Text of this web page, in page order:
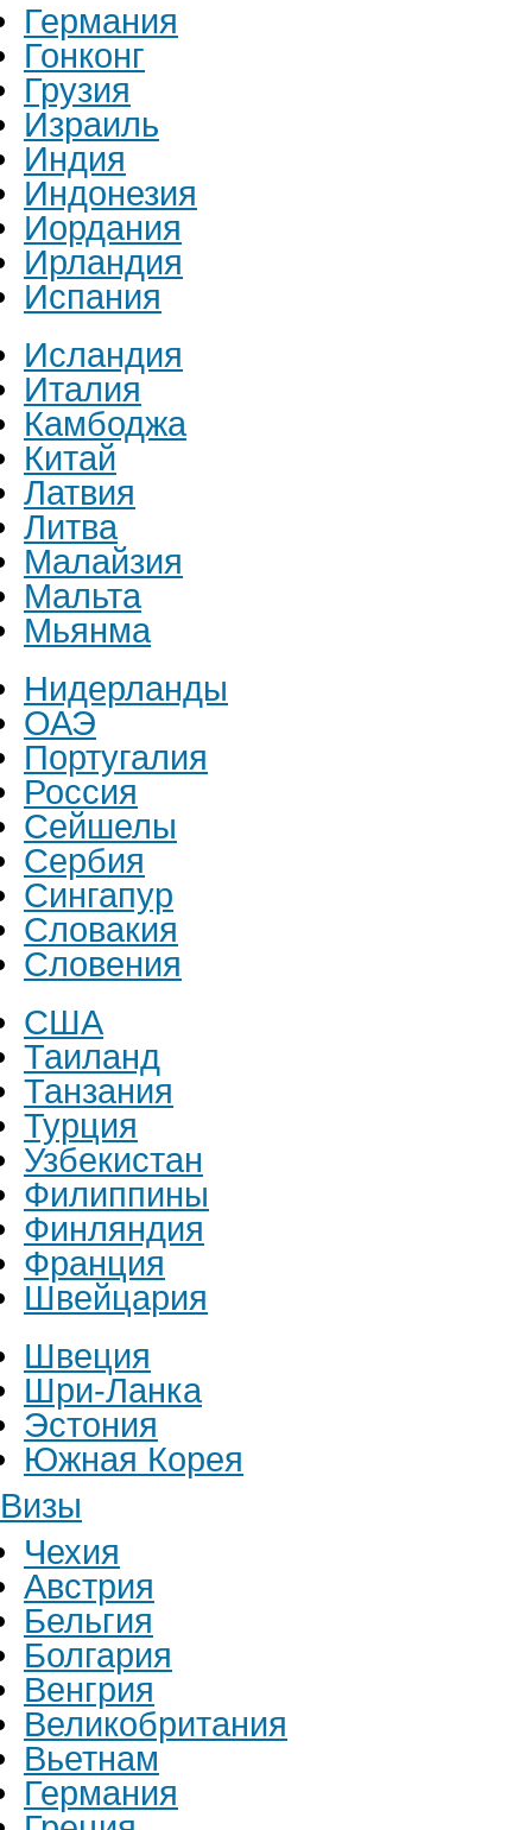
Германия
Гонконг
Грузия
Израиль
Индия
Индонезия
Иордания
Ирландия
Испания
Исландия
Италия
Камбоджа
Китай
Латвия
Литва
Малайзия
Мальта
Мьянма
Нидерланды
ОАЭ
Португалия
Россия
Сейшелы
Сербия
Сингапур
Словакия
Словения
США
Таиланд
Танзания
Турция
Узбекистан
Филиппины
Финляндия
Франция
Швейцария
Швеция
Шри-Ланка
Эстония
Южная Корея
Визы
Чехия
Австрия
Бельгия
Болгария
Венгрия
Великобритания
Вьетнам
Германия